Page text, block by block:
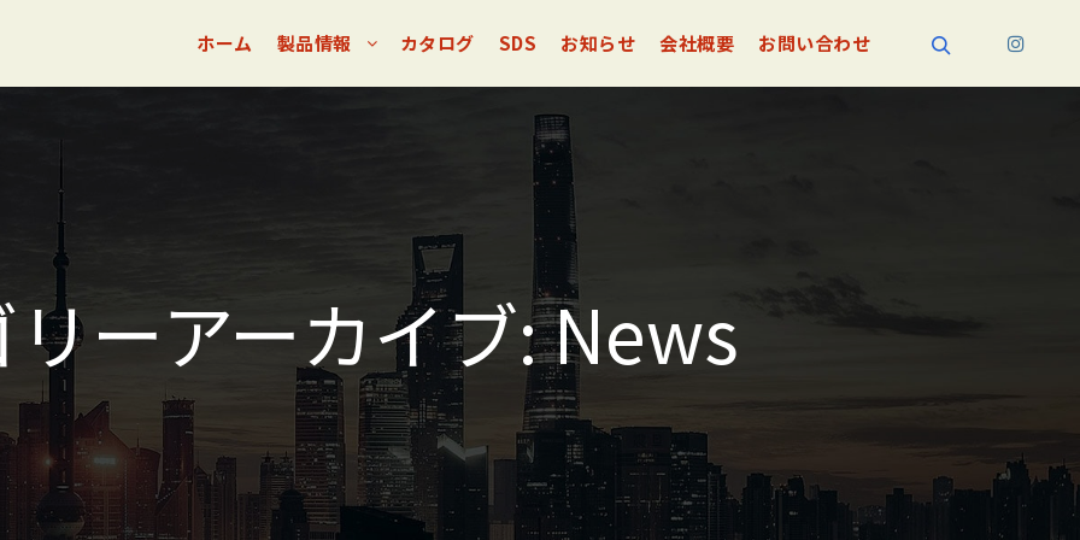
ホーム 製品情報 カタログ SDS お知らせ 会社概要 お問い合わせ
ーアーカイブ:News